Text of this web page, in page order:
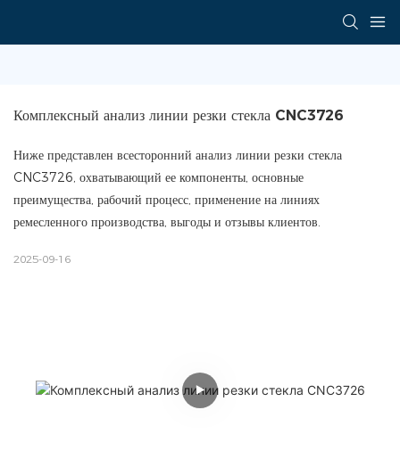
Комплексный анализ линии резки стекла CNC3726
Ниже представлен всесторонний анализ линии резки стекла
CNC3726, охватывающий ее компоненты, основные
преимущества, рабочий процесс, применение на линиях
ремесленного производства, выгоды и отзывы клиентов.
2025-09-16